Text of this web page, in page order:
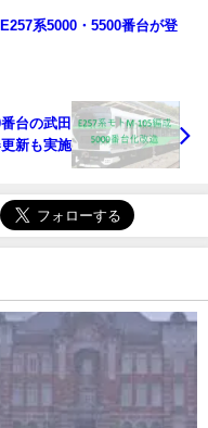
系5000・5500番台が登
台の武田
新も実施